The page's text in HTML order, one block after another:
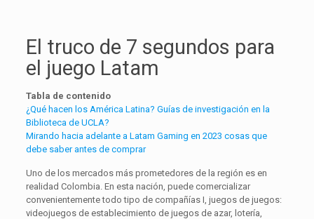
El truco de 7 segundos para
el juego Latam
Tabla de contenido
¿Qué hacen los América Latina? Guías de investigación en la
Biblioteca de UCLA?
Mirando hacia adelante a Latam Gaming en 2023 cosas que
debe saber antes de comprar
Uno de los mercados más prometedores de la región es en
realidad Colombia. En esta nación, puede comercializar
convenientemente todo tipo de compañías I, juegos de juegos:
videojuegos de establecimiento de juegos de azar, lotería,